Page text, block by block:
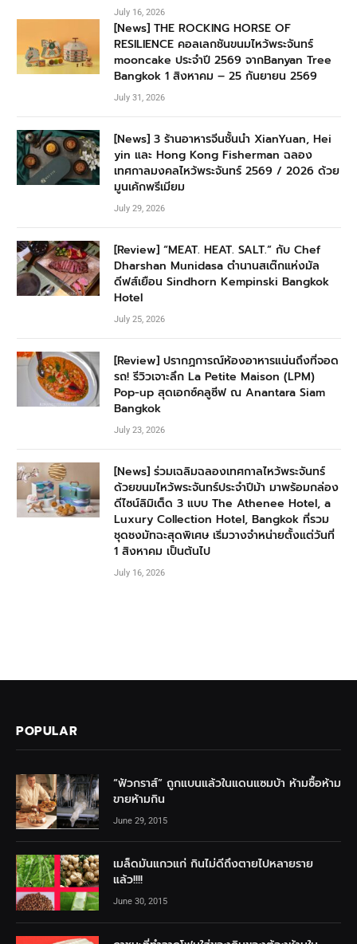
July 16, 2026
[News] THE ROCKING HORSE OF
RESILIENCE คอลเลกชันขนมไหว้พระจันทร์
mooncake ประจำปี 2569 จากBanyan Tree
Bangkok 1 สิงหาคม – 25 กันยายน 2569
July 31, 2026
[News] 3 ร้านอาหารจีนชั้นนำ XianYuan, Hei
yin และ Hong Kong Fisherman ฉลอง
เทศกาลมงคลไหว้พระจันทร์ 2569 / 2026 ด้วย
มูนเค้กพรีเมียม
July 29, 2026
[Review] “MEAT. HEAT. SALT.” กับ Chef
Dharshan Munidasa ตำนานสเต๊กแห่งมัล
ดีฟส์เยือน Sindhorn Kempinski Bangkok
Hotel
July 25, 2026
[Review] ปรากฏการณ์ห้องอาหารแน่นถึงที่จอด
รถ! รีวิวเจาะลึก La Petite Maison (LPM)
Pop-up สุดเอกซ์คลูซีฟ ณ Anantara Siam
Bangkok
July 23, 2026
[News] ร่วมเฉลิมฉลองเทศกาลไหว้พระจันทร์
ด้วยขนมไหว้พระจันทร์ประจำปีม้า มาพร้อมกล่อง
ดีไซน์ลิมิเต็ด 3 แบบ The Athenee Hotel, a
Luxury Collection Hotel, Bangkok ที่รวม
ชุดชงมัทฉะสุดพิเศษ เริ่มวางจำหน่ายตั้งแต่วันที่
1 สิงหาคม เป็นต้นไป
July 16, 2026
POPULAR
“ฟัวกราส์” ถูกแบนแล้วในแดนแซมบ้า ห้ามซื้อห้าม
ขายห้ามกิน
June 29, 2015
เมล็ดมันแกวแก่ กินไม่ดีถึงตายไปหลายราย
แล้ว!!!!
June 30, 2015